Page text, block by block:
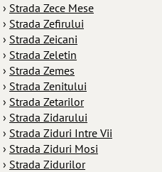
› Strada Zece Mese
› Strada Zefirului
› Strada Zeicani
› Strada Zeletin
› Strada Zemes
› Strada Zenitului
› Strada Zetarilor
› Strada Zidarului
› Strada Ziduri Intre Vii
› Strada Ziduri Mosi
› Strada Zidurilor